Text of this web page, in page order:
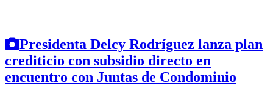
Presidenta Delcy Rodríguez lanza plan
crediticio con subsidio directo en
encuentro con Juntas de Condominio